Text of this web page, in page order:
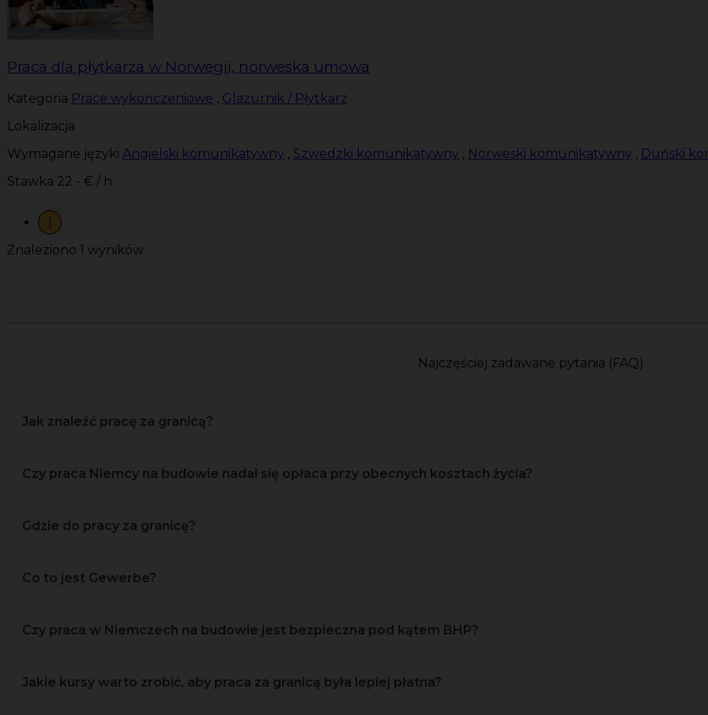
Praca dla płytkarza w Norwegii, norweska umowa
Kategoria Prace wykończeniowe , Glazurnik / Płytkarz
Lokalizacja
Wymagane języki Angielski komunikatywny , Szwedzki komunikatywny , Norweski komunikatywny , Duński
Stawka 22 - € / h
1
Znaleziono 1 wyników
Najczęściej zadawane pytania (FAQ)
Jak znaleźć pracę za granicą?
Czy praca Niemcy na budowie nadal się opłaca przy obecnych kosztach życia?
Gdzie do pracy za granicę?
Co to jest Gewerbe?
Czy praca w Niemczech na budowie jest bezpieczna pod kątem BHP?
Jakie kursy warto zrobić, aby praca za granicą była lepiej płatna?